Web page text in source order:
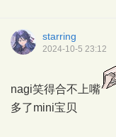
starring
2024-10-5 23:12
nagi笑得合不上嘴
多了mini宝贝